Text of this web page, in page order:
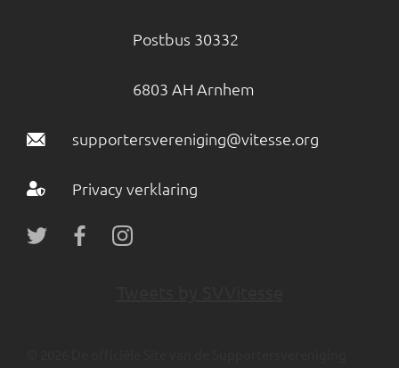
Postbus 30332
6803 AH Arnhem
supportersvereniging@vitesse.org
Privacy verklaring